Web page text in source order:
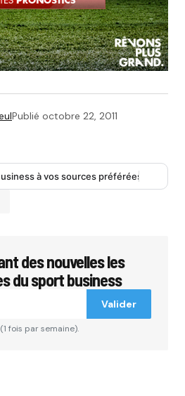
Publié octobre 22, 2011
à vos sources préférées
ne sera pas publiée.Les
sont indiqués avec*
des nouvelles les
du sport business
Valider
fois par semaine).